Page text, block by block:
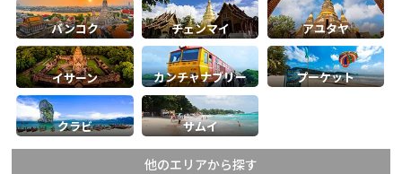
バンコク チェンマイ アユタヤ
イサーン カンチャナブリー プーケット
クラビ サムイ
他のエリアから探す